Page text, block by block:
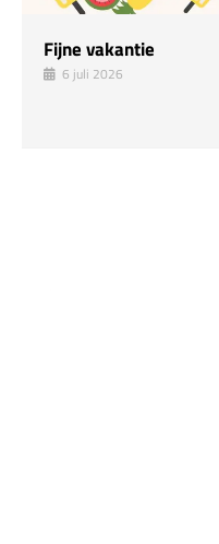
Fijne vakantie
6 juli 2026